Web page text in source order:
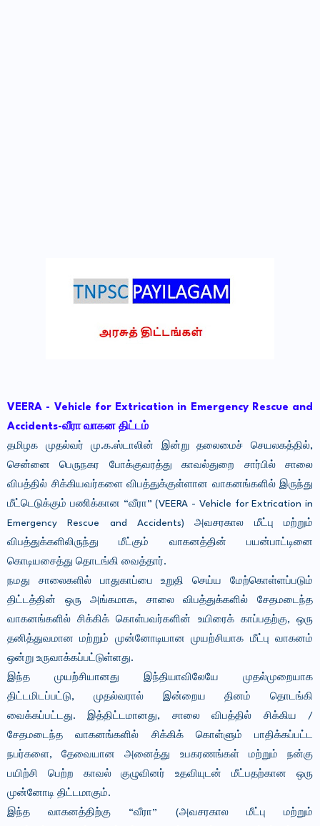
VEERA - Vehicle for Extrication in Emergency Rescue and
Accidents-வீரா வாகன திட்டம்
தமிழக முதல்வர் மு.க.ஸ்டாலின் இன்று தலைமைச் செயலகத்தில்,
சென்னை பெருநகர போக்குவரத்து காவல்துறை சார்பில் சாலை
விபத்தில் சிக்கியவர்களை விபத்துக்குள்ளான வாகனங்களில் இருந்து
மீட்டெடுக்கும் பணிக்கான “வீரா” (VEERA - Vehicle for Extrication in
Emergency Rescue and Accidents) அவசரகால மீட்பு மற்றும்
விபத்துக்களிலிருந்து மீட்கும் வாகனத்தின் பயன்பாட்டினை
கொடியசைத்து தொடங்கி வைத்தார்.
நமது சாலைகளில் பாதுகாப்பை உறுதி செய்ய மேற்கொள்ளப்படும்
திட்டத்தின் ஒரு அங்கமாக, சாலை விபத்துக்களில் சேதமடைந்த
வாகனங்களில் சிக்கிக் கொள்பவர்களின் உயிரைக் காப்பதற்கு, ஒரு
தனித்துவமான மற்றும் முன்னோடியான முயற்சியாக மீட்பு வாகனம்
ஒன்று உருவாக்கப்பட்டுள்ளது.
இந்த முயற்சியானது இந்தியாவிலேயே முதல்முறையாக
திட்டமிடப்பட்டு, முதல்வரால் இன்றைய தினம் தொடங்கி
வைக்கப்பட்டது. இத்திட்டமானது, சாலை விபத்தில் சிக்கிய /
சேதமடைந்த வாகனங்களில் சிக்கிக் கொள்ளும் பாதிக்கப்பட்ட
நபர்களை, தேவையான அனைத்து உபகரணங்கள் மற்றும் நன்கு
பயிற்சி பெற்ற காவல் குழுவினர் உதவியுடன் மீட்பதற்கான ஒரு
முன்னோடி திட்டமாகும்.
இந்த வாகனத்திற்கு “வீரா” (அவசரகால மீட்பு மற்றும்